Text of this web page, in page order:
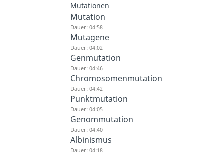
Mutationen
Mutation
Dauer: 04:58
Mutagene
Dauer: 04:02
Genmutation
Dauer: 04:46
Chromosomenmutation
Dauer: 04:42
Punktmutation
Dauer: 04:05
Genommutation
Dauer: 04:40
Albinismus
Dauer: 04:18